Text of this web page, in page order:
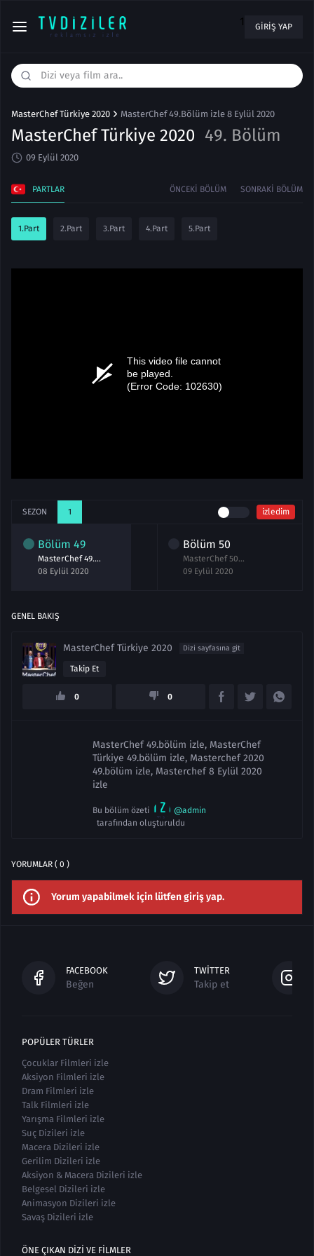
1 GIRIŞ YAP
MasterChef Türkiye 2020 MasterChef 49.Bölüm izle 8 Eylül 2020
MasterChef Türkiye 2020 49. Bölüm
09 Eylül 2020
PARTLAR ÖNCEKI BÖLÜM SONRAKI BÖLÜM
1.Part 2.Part 3.Part 4.Part 5.Part
SEZON 1 izledim
Bölüm 49
MasterChef 49.Bölüm izle 8 Eylül 2020
08 Eylül 2020
Bölüm 50
MasterChef 50.Bölüm izle 9 Eylül 2020
09 Eylül 2020
GENEL BAKIŞ
MasterChef Türkiye 2020 Dizi sayfasına git
Takip Et
0 0
MasterChef 49.bölüm izle, MasterChef
Türkiye 49.bölüm izle, Masterchef 2020
49.bölüm izle, Masterchef 8 Eylül 2020
izle
Bu bölüm özeti
@admin
tarafından oluşturuldu
YORUMLAR ( 0 )
Yorum yapabilmek için lütfen giriş yap.
FACEBOOK
Beğen
TWITTER
Takip et
POPÜLER TÜRLER
Çocuklar Filmleri izle
Aksiyon Filmleri izle
Dram Filmleri izle
Talk Filmleri izle
Yarışma Filmleri izle
Suç Dizileri izle
Macera Dizileri izle
Gerilim Dizileri izle
Aksiyon & Macera Dizileri izle
Belgesel Dizileri izle
Animasyon Dizileri izle
Savaş Dizileri izle
ÖNE ÇIKAN DIZI VE FILMLER